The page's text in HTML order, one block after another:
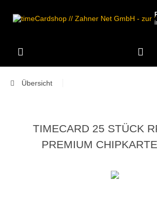
Übersicht
TIMECARD 25 STÜCK
PREMIUM